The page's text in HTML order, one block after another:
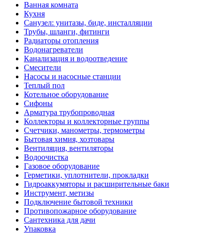
Ванная комната
Кухня
Санузел: унитазы, биде, инсталляции
Трубы, шланги, фитинги
Радиаторы отопления
Водонагреватели
Канализация и водоотведение
Смесители
Насосы и насосные станции
Теплый пол
Котельное оборудование
Сифоны
Арматура трубопроводная
Коллекторы и коллекторные группы
Счетчики, манометры, термометры
Бытовая химия, хозтовары
Вентиляция, вентиляторы
Водоочистка
Газовое оборудование
Герметики, уплотнители, прокладки
Гидроаккумяторы и расширительные баки
Инструмент, метизы
Подключение бытовой техники
Противопожарное оборудование
Сантехника для дачи
Упаковка